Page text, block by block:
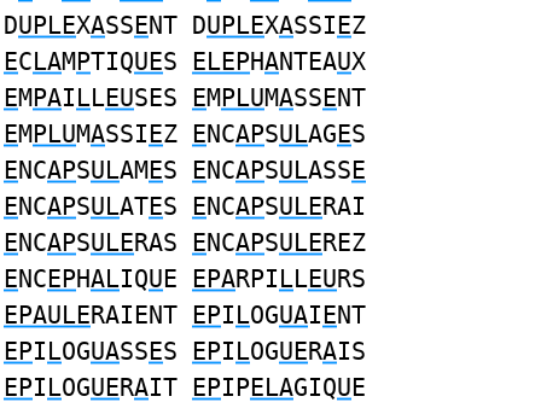
DUPLEXASSENT DUPLEXASSIEZ
ECLAMPTIQUES ELEPHANTEAUX
EMPAILLEUSES EMPLUMASSENT
EMPLUMASSIEZ ENCAPSULAGES
ENCAPSULAMES ENCAPSULASSE
ENCAPSULATES ENCAPSULERAI
ENCAPSULERAS ENCAPSULEREZ
ENCEPHALIQUE EPARPILLEURS
EPAULERAIENT EPILOGUAIENT
EPILOGUASSES EPILOGUERAIS
EPILOGUERAIT EPIPELAGIQUE